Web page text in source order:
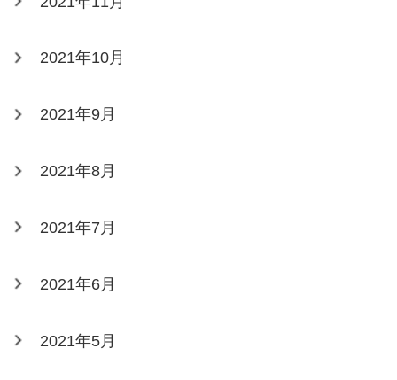
2021年10月
2021年9月
2021年8月
2021年7月
2021年6月
2021年5月